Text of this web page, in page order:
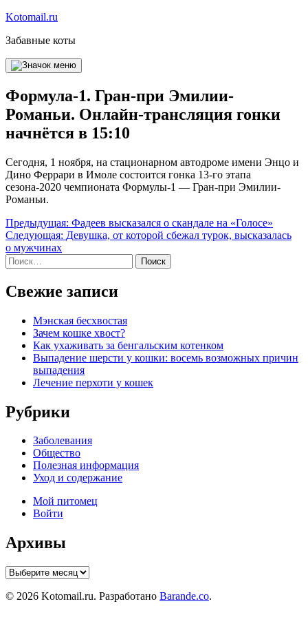
Перейти
содержимому
Kotomail.ru
Забавные коты
Формула-1. Гран-при Эмилии-
Романьи. Онлайн-трансляция гонки
начнётся в 15:10
Сегодня, 1 ноября, на стационарном автодроме имени Энцо и
Дино Феррари в Имоле состоится гонка 13-го этапа
сезона-2020 чемпионата Формулы-1 — Гран-при Эмилии-
Романьи.
Навигация
по
записям
Предыдущая: Фадеев высказался о скандале на «Голосе»
Следующая: Девушка, от которой сбежал турок, высказалась
о мужчинах
Найти:
Свежие записи
Мэнская бесхвостая
Зачем кошке хвост?
Как ухаживать за бенгальским котенком
Выпадение шерсти у кошки: восемь возможных причин
выпадения
Лечение перхоти у кошек
Рубрики
Заболевания
Общество
Полезная информация
Уход и содержание
Мой питомец
Войти
Архивы
Архивы
© 2026 Kotomail.ru. Разработано Barande.co.